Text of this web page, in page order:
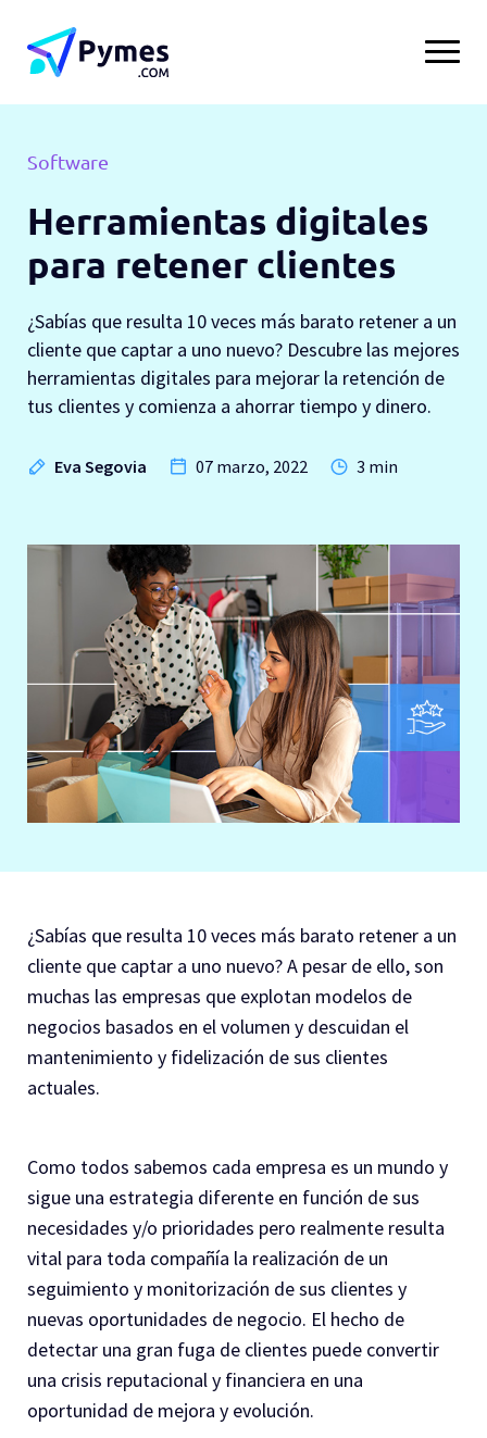
Software
Herramientas digitales
para retener clientes
¿Sabías que resulta 10 veces más barato retener a un
cliente que captar a uno nuevo? Descubre las mejores
herramientas digitales para mejorar la retención de
tus clientes y comienza a ahorrar tiempo y dinero.
Eva Segovia 07 marzo, 2022 3 min
¿Sabías que resulta 10 veces más barato retener a un
cliente que captar a uno nuevo? A pesar de ello, son
muchas las empresas que explotan modelos de
negocios basados en el volumen y descuidan el
mantenimiento y fidelización de sus clientes
actuales.
Como todos sabemos cada empresa es un mundo y
sigue una estrategia diferente en función de sus
necesidades y/o prioridades pero realmente resulta
vital para toda compañía la realización de un
seguimiento y monitorización de sus clientes y
nuevas oportunidades de negocio. El hecho de
detectar una gran fuga de clientes puede convertir
una crisis reputacional y financiera en una
oportunidad de mejora y evolución.